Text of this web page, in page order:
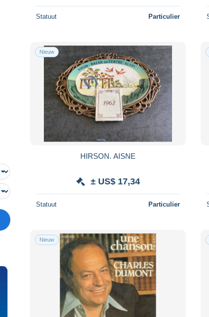
Statuut Particulier
Nieuw
HIRSON. AISNE
± US$ 17,34
Statuut Particulier
Nieuw